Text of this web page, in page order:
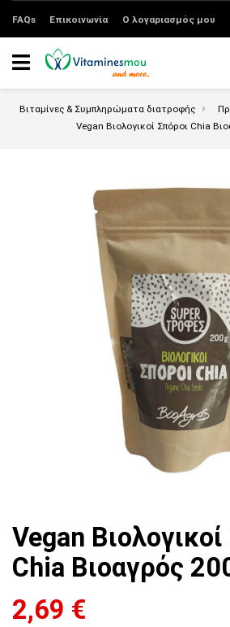
FAQs Επικοινωνία Ο λογαριασμός μου
Βιταμίνες & Συμπληρώματα διατροφής
Vegan Βιολογικοί Σπόροι Chia
Vegan
Chia Βιοαγρός
2,69 €